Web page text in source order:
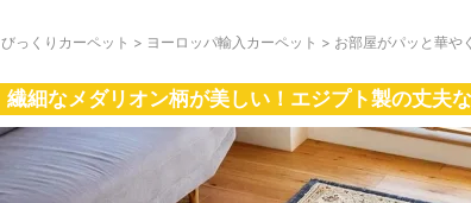
びっくりカーペット > ヨーロッパ輸入カーペット > お部屋がパッと華や
繊細なメダリオン柄が美しい！エジプト製の丈夫